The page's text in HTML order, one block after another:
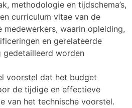
methodologie en tijdschema’s,
curriculum vitae van de
medewerkers, waarin opleiding,
en gerelateerde
gedetailleerd worden
voorstel dat het budget
de tijdige en effectieve
van het technische voorstel.